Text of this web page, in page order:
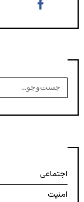
جست‌وجو
برای:
اجتماعی
امنیت